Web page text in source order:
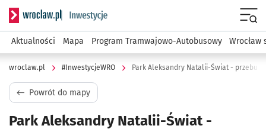
Serwis informacyjny wroclaw.pl podserwis:
Aktualności Mapa Program Tramwajowo-Autobusowy Wrocław
wroclaw.pl #InwestycjeWRO
Powrót do mapy
Park Aleksandry Natalii-Świat -